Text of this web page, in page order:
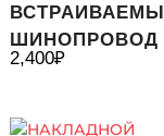
ШИНОПРОВОД
2,400₽